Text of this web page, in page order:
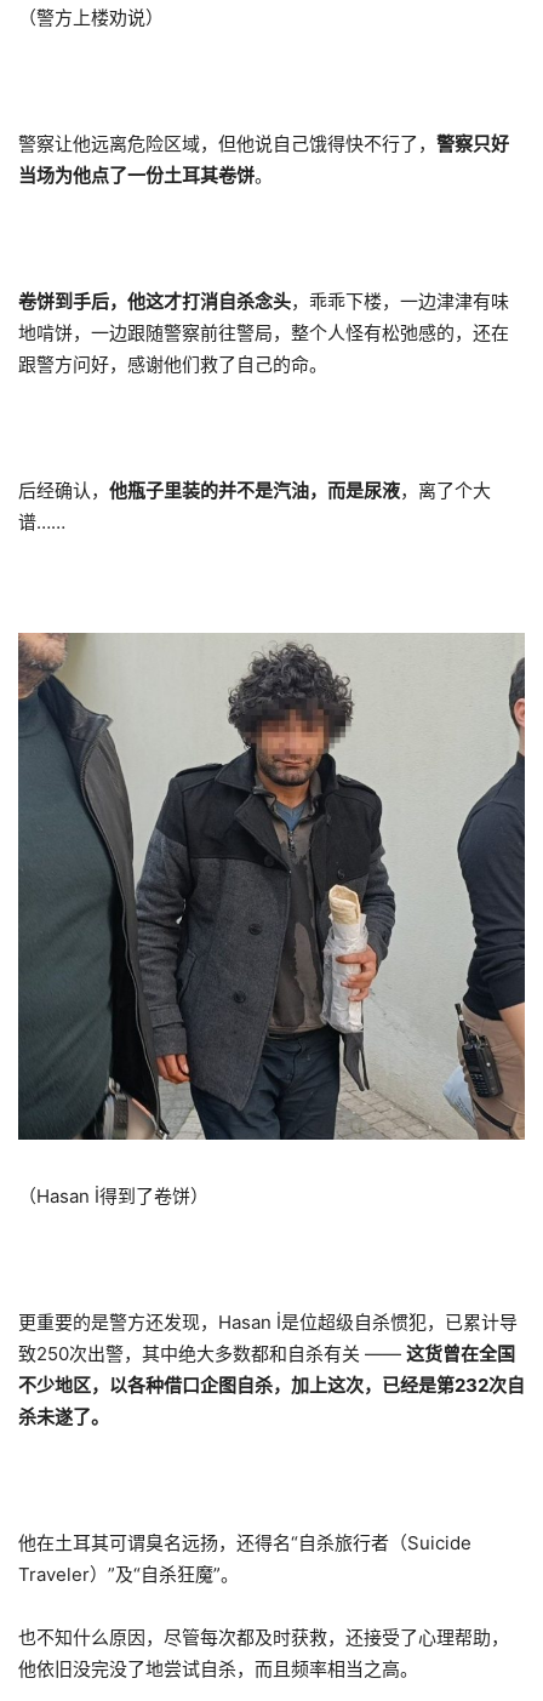
（警方上楼劝说）
警察让他远离危险区域，但他说自己饿得快不行了， 警察只好
当场为他点了一份土耳其卷饼。
卷饼到手后，他这才打消自杀念头，乖乖下楼，一边津津有味
地啃饼，一边跟随警察前往警局，整个人怪有松弛感的，还在
跟警方问好，感谢他们救了自己的命。
后经确认， 他瓶子里装的并不是汽油，而是尿液，离了个大
谱……
（Hasan İ得到了卷饼）
更重要的是警方还发现，Hasan İ是位超级自杀惯犯，已累计导
致250次出警，其中绝大多数都和自杀有关 —— 这货曾在全国
不少地区， 以各种借口企图自杀，加上这次，已经是第232次自
杀未遂了。
他在土耳其可谓臭名远扬，还得名“自杀旅行者（Suicide
Traveler）”及“自杀狂魔”。
也不知什么原因，尽管每次都及时获救，还接受了心理帮助，
他依旧没完没了地尝试自杀，而且频率相当之高。